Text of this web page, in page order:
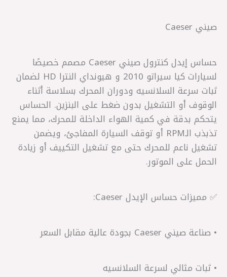
صيني Caeser
حساس إيدل كنترول صيني Caeser مصمم خصيصًا
لسيارات كيا سيراتو 2010 و هيونداي النترا HD لضمان
ثبات سرعة السلانسيه ودوران المحرك بسلاسة أثناء
الوقوف أو التشغيل بدون ضغط على البنزين. الحساس
يتحكم بدقة في كمية الهواء الداخلة للمحرك، مما يمنع
تذبذب الـRPM أو توقف السيارة المفاجئ، ويضمن
تشغيل ناعم للمحرك حتى مع تشغيل التكييف أو زيادة
الحمل على الموتور.
✅ مميزات حساس الإيدل Caeser:
• صناعة صيني Caeser بجودة عالية مقابل السعر
• ثبات مثالي لسرعة السلانسيه